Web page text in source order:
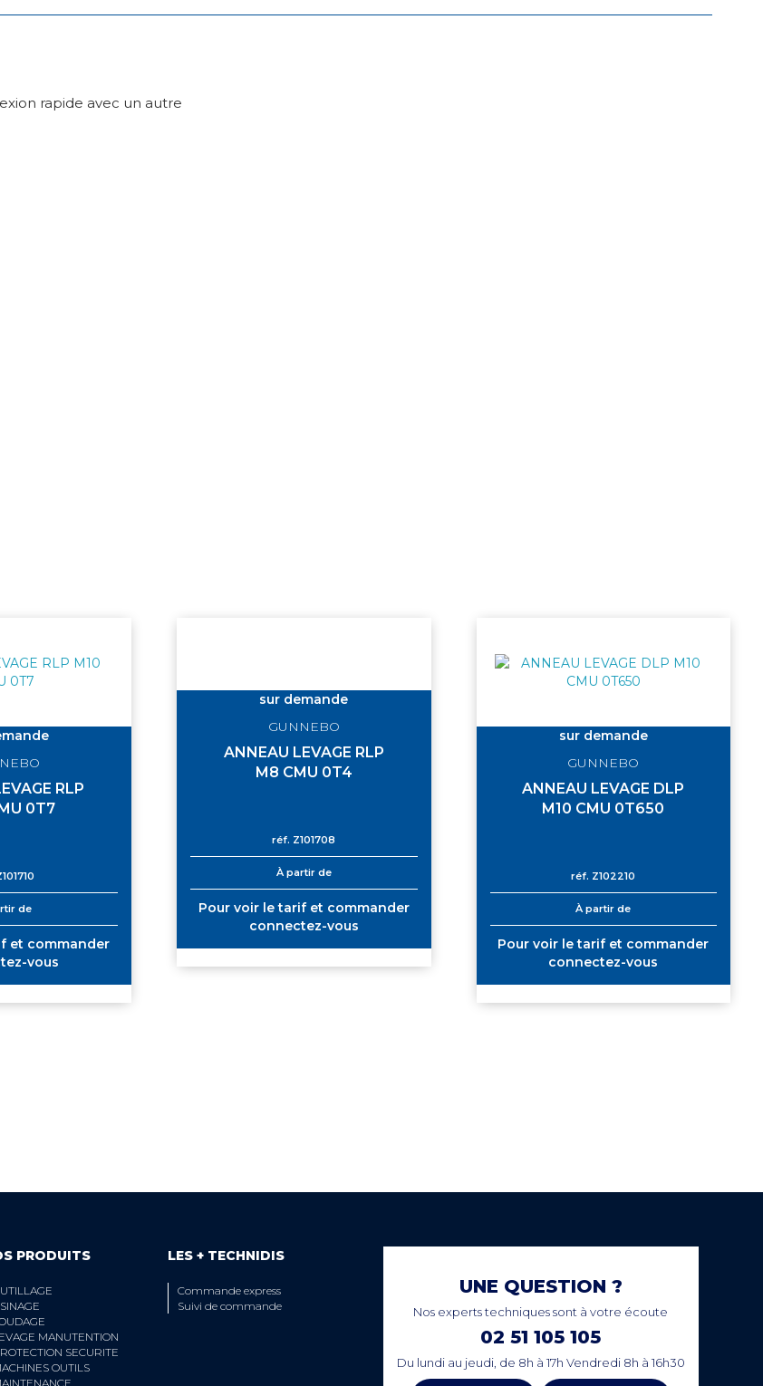
rapide avec un autre
RLP
0T7
de
et commander
vous
sur demande
GUNNEBO
ANNEAU LEVAGE RLP
M8 CMU 0T4
réf. Z101708
À partir de
Pour voir le tarif et commander
connectez-vous
sur demande
GUNNEBO
ANNEAU LEVAGE DLP
M10 CMU 0T650
réf. Z102210
À partir de
Pour voir le tarif et commander
connectez-vous
PRODUITS
MANUTENTION
SECURITE
OUTILS
LES + TECHNIDIS
Commande express
Suivi de commande
UNE QUESTION ?
Nos experts techniques sont à votre écoute
02 51 105 105
Du lundi au jeudi, de 8h à 17h Vendredi 8h à 16h30